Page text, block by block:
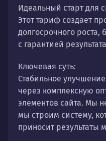
Идеальный старт для
Этот тариф создает
долгосрочного
с гарантией
Ключевая суть:
Стабильное
через комплексную
элементов сайта. Мы
мы строим систему,
приносит результаты